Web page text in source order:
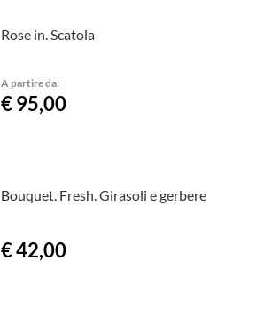
Rose in. Scatola
A partire da:
€ 95,00
Bouquet. Fresh. Girasoli e gerbere
€ 42,00